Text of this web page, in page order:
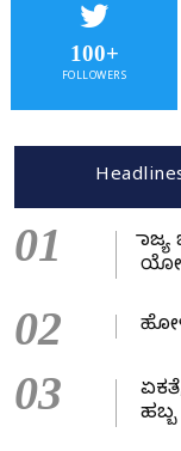
100+
FOLLOWERS
01
02
03
ಹಬ್ಬ